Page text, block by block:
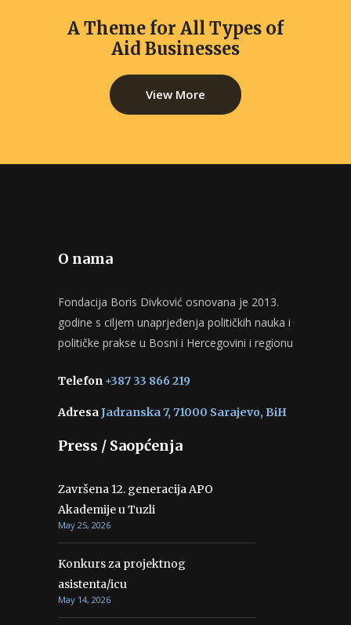
A Theme for All Types of
Aid Businesses
View More
O nama
Fondacija Boris Divković osnovana je 2013.
godine s ciljem unaprjeđenja političkih nauka i
političke prakse u Bosni i Hercegovini i regionu
Telefon +387 33 866 219
AdresaJadranska 7, 71000 Sarajevo, BiH
Press / Saopćenja
Završena 12. generacija APO
Akademije u Tuzli
May 25, 2026
Konkurs za projektnog
asistenta/icu
May 14, 2026